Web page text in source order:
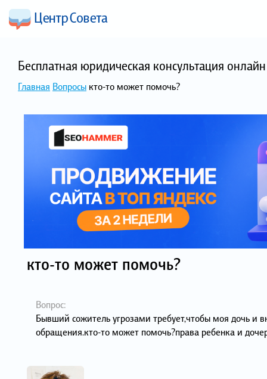
Бесплатная юридическая консультация
Главная Вопросы кто-то может помочь?
кто-то может помочь?
Вопрос:
Бывший сожитель угрозами требует,чтобы моя дочь и
обращения.кто-то может помочь?права ребенка и